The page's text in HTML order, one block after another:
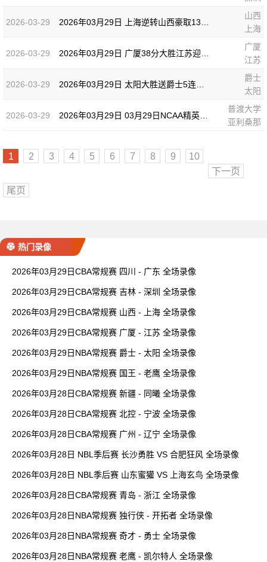
2026-03-29
山西
上海
2026-03-29
广厦
江苏
2026-03-29
爵士
太阳
2026-03-29
普渡大学
亚利桑那
1 2 3 4 5 6 7 8 9
10
下一页
尾页
热门录像
2026年03月29日CBA常规赛 四川 - 广东 全场录像
2026年03月29日CBA常规赛 吉林 - 深圳 全场录像
2026年03月29日CBA常规赛 山西 - 上海 全场录像
2026年03月29日CBA常规赛 广厦 - 江苏 全场录像
2026年03月29日NBA常规赛 爵士 - 太阳 全场录像
2026年03月29日NBA常规赛 国王 - 老鹰 全场录像
2026年03月28日CBA常规赛 新疆 - 同曦 全场录像
2026年03月28日CBA常规赛 北控 - 宁波 全场录像
2026年03月28日CBA常规赛 广州 - 辽宁 全场录像
2026年03月28日 NBL季后赛 长沙勇胜 VS 合肥狂风 全场录像
2026年03月28日 NBL季后赛 山东蜜獾 VS 上海玄鸟 全场录像
2026年03月28日CBA常规赛 青岛 - 浙江 全场录像
2026年03月28日NBA常规赛 独行侠 - 开拓者 全场录像
2026年03月28日NBA常规赛 奇才 - 勇士 全场录像
2026年03月28日NBA常规赛 老鹰 - 凯尔特人 全场录像